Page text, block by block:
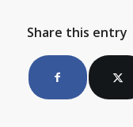
Share this entry